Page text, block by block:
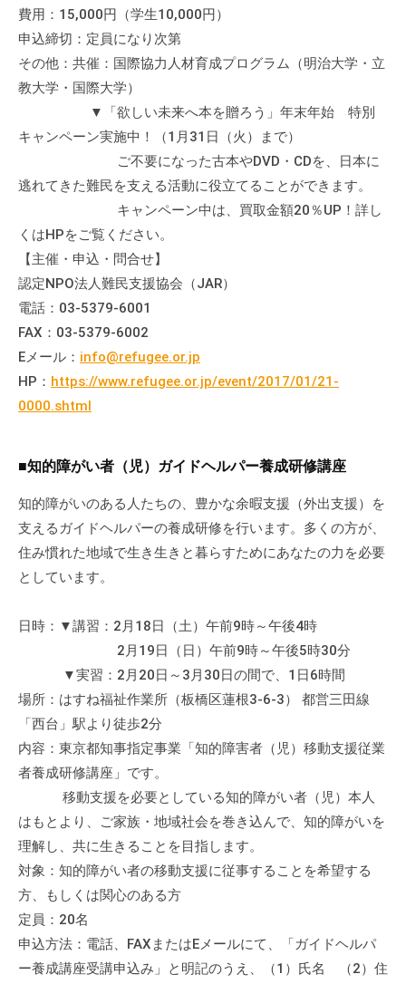
費用：15,000円（学生10,000円）
申込締切：定員になり次第
その他：共催：国際協力人材育成プログラム（明治大学・立
教大学・国際大学）
▼「欲しい未来へ本を贈ろう」年末年始 特別
キャンペーン実施中！（1月31日（火）まで）
ご不要になった古本やDVD・CDを、日本に
逃れてきた難民を支える活動に役立てることができます。
キャンペーン中は、買取金額20％UP！詳し
くはHPをご覧ください。
【主催・申込・問合せ】
認定NPO法人難民支援協会（JAR）
電話：03-5379-6001
FAX：03-5379-6002
Eメール： info@refugee.or.jp
HP： https://www.refugee.or.jp/event/2017/01/21-
0000.shtml
■知的障がい者（児）ガイドヘルパー養成研修講座
知的障がいのある人たちの、豊かな余暇支援（外出支援）を
支えるガイドヘルパーの養成研修を行います。多くの方が、
住み慣れた地域で生き生きと暮らすためにあなたの力を必要
としています。
日時：▼講習：2月18日（土）午前9時～午後4時
2月19日（日）午前9時～午後5時30分
▼実習：2月20日～3月30日の間で、1日6時間
場所：はすね福祉作業所（板橋区蓮根3-6-3） 都営三田線
「西台」駅より徒歩2分
内容：東京都知事指定事業「知的障害者（児）移動支援従業
者養成研修講座」です。
移動支援を必要としている知的障がい者（児）本人
はもとより、ご家族・地域社会を巻き込んで、知的障がいを
理解し、共に生きることを目指します。
対象：知的障がい者の移動支援に従事することを希望する
方、もしくは関心のある方
定員：20名
申込方法：電話、FAXまたはEメールにて、「ガイドヘルパ
ー養成講座受講申込み」と明記のうえ、（1）氏名 （2）住